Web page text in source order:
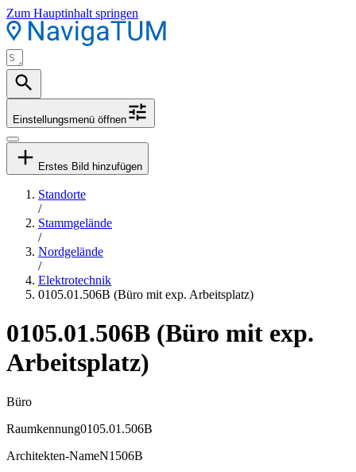
Zum Hauptinhalt springen
Einstellungsmenü öffnen
Erstes Bild hinzufügen
Standorte
/
Stammgelände
/
Nordgelände
/
Elektrotechnik
0105.01.506B (Büro mit exp. Arbeitsplatz)
0105.01.506B (Büro mit exp.
Arbeitsplatz)
Büro
Raumkennung0105.01.506B
Architekten-NameN1506B